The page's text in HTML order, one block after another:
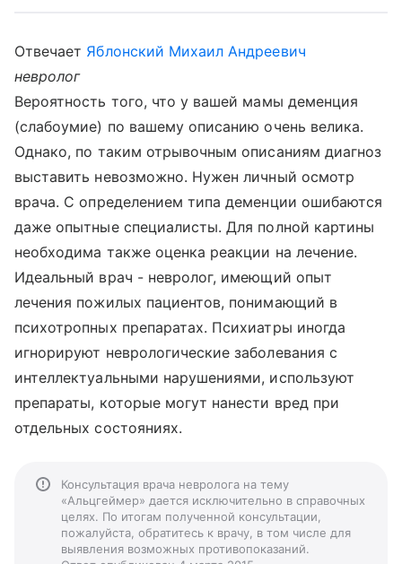
Отвечает Яблонский Михаил Андреевич
невролог
Вероятность того, что у вашей мамы деменция
(слабоумие) по вашему описанию очень велика.
Однако, по таким отрывочным описаниям диагноз
выставить невозможно. Нужен личный осмотр
врача. С определением типа деменции ошибаются
даже опытные специалисты. Для полной картины
необходима также оценка реакции на лечение.
Идеальный врач - невролог, имеющий опыт
лечения пожилых пациентов, понимающий в
психотропных препаратах. Психиатры иногда
игнорируют неврологические заболевания с
интеллектуальными нарушениями, используют
препараты, которые могут нанести вред при
отдельных состояниях.
Консультация врача невролога на тему
«Альцгеймер» дается исключительно в справочных
целях. По итогам полученной консультации,
пожалуйста, обратитесь к врачу, в том числе для
выявления возможных противопоказаний.